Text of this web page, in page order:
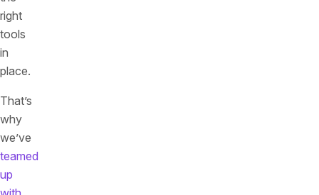
right
tools
in
place.
That’s
why
we’ve
teamed
up